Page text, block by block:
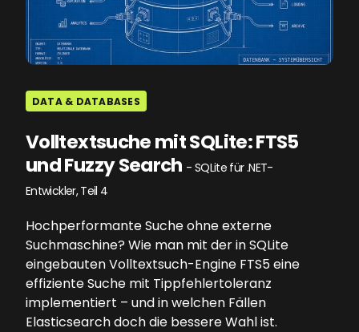
DATA & DATABASES
Volltextsuche mit SQLite: FTS5
und Fuzzy Search - SQLite für .NET-
Entwickler, Teil 4
Hochperformante Suche ohne externe
Suchmaschine? Wie man mit der in SQLite
eingebauten Volltextsuch-Engine FTS5 eine
effiziente Suche mit Tippfehlertoleranz
implementiert – und in welchen Fällen
Elasticsearch doch die bessere Wahl ist.